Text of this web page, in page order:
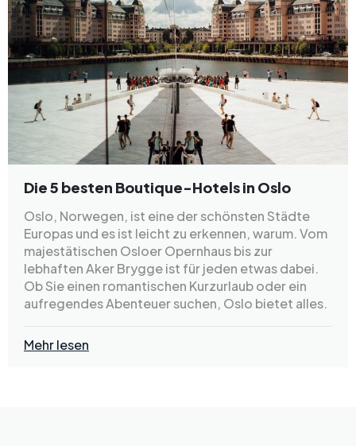
Die 5 besten Boutique-Hotels in Oslo
Oslo, Norwegen, ist eine der schönsten Städte
Europas und es ist leicht zu erkennen, warum. Vom
majestätischen Osloer Opernhaus bis zur
lebhaften Aker Brygge ist für jeden etwas dabei.
Ob Sie einen romantischen Kurzurlaub oder ein
aufregendes Abenteuer suchen, Oslo bietet alles.
Mehr lesen